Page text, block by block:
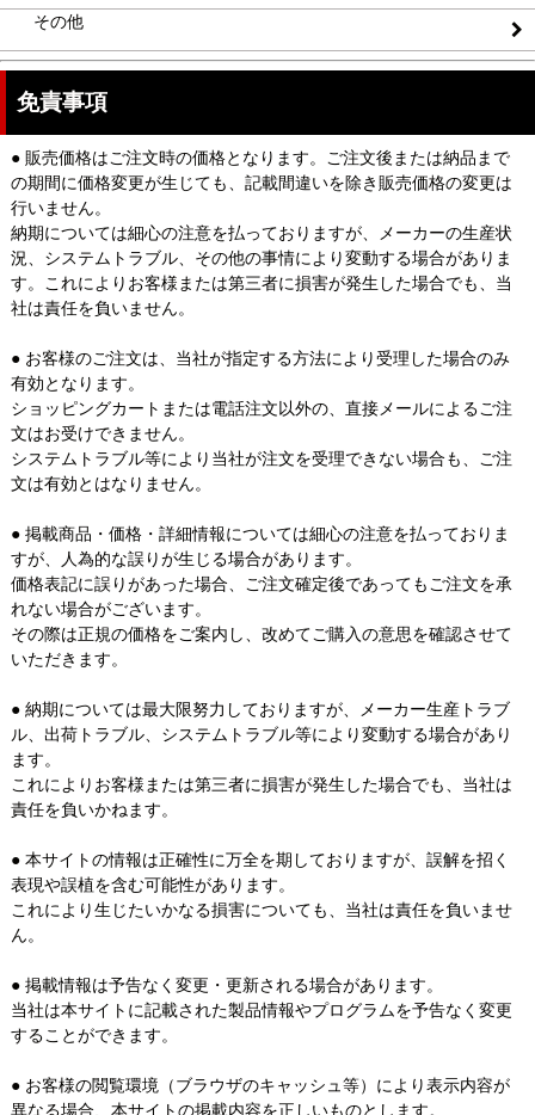
その他
免責事項
● 販売価格はご注文時の価格となります。ご注文後または納品まで
の期間に価格変更が生じても、記載間違いを除き販売価格の変更は
行いません。
納期については細心の注意を払っておりますが、メーカーの生産状
況、システムトラブル、その他の事情により変動する場合がありま
す。これによりお客様または第三者に損害が発生した場合でも、当
社は責任を負いません。
● お客様のご注文は、当社が指定する方法により受理した場合のみ
有効となります。
ショッピングカートまたは電話注文以外の、直接メールによるご注
文はお受けできません。
システムトラブル等により当社が注文を受理できない場合も、ご注
文は有効とはなりません。
● 掲載商品・価格・詳細情報については細心の注意を払っておりま
すが、人為的な誤りが生じる場合があります。
価格表記に誤りがあった場合、ご注文確定後であってもご注文を承
れない場合がございます。
その際は正規の価格をご案内し、改めてご購入の意思を確認させて
いただきます。
● 納期については最大限努力しておりますが、メーカー生産トラブ
ル、出荷トラブル、システムトラブル等により変動する場合があり
ます。
これによりお客様または第三者に損害が発生した場合でも、当社は
責任を負いかねます。
● 本サイトの情報は正確性に万全を期しておりますが、誤解を招く
表現や誤植を含む可能性があります。
これにより生じたいかなる損害についても、当社は責任を負いませ
ん。
● 掲載情報は予告なく変更・更新される場合があります。
当社は本サイトに記載された製品情報やプログラムを予告なく変更
することができます。
● お客様の閲覧環境（ブラウザのキャッシュ等）により表示内容が
異なる場合、本サイトの掲載内容を正しいものとします。